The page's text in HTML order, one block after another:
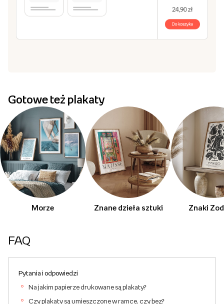
Gotowe też plakaty
Morze Znane dzieła sztuki Znaki
FAQ
Pytania i odpowiedzi
Na jakim papierze drukowane są plakaty?
Czy plakaty są umieszczone w ramce, czy bez?